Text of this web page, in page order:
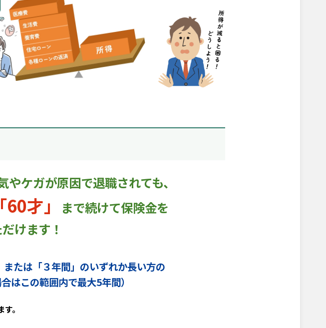
ケガが原因で退職されても、
才」
まで続けて保険金を
けます！
または「３年間」のいずれか長い方の
はこの範囲内で最大5年間）
。